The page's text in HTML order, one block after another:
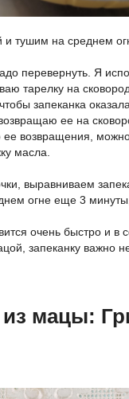
тушим на среднем
перевернуть. Я
тарелку на
запеканка
ее на
ее возвращения,
масла.
выравниваем
огне еще 3
очень быстро и в
запеканку важно
из мацы: